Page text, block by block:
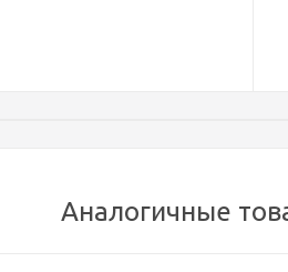
Аналогичные